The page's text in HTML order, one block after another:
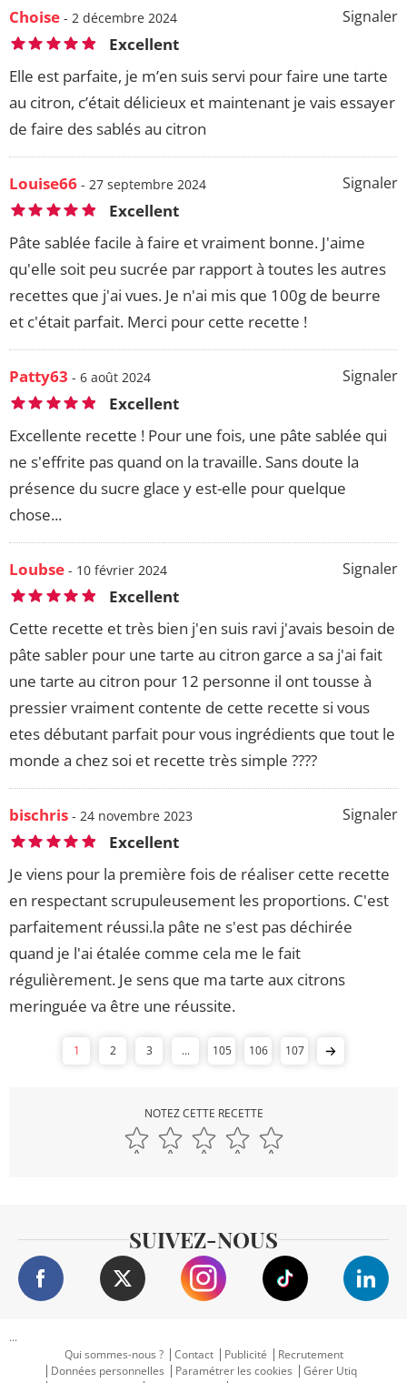
Signaler
Choise - 2 décembre 2024
Excellent
Elle est parfaite, je m’en suis servi pour faire une tarte
au citron, c’était délicieux et maintenant je vais essayer
de faire des sablés au citron
Signaler
Louise66 - 27 septembre 2024
Excellent
Pâte sablée facile à faire et vraiment bonne. J'aime
qu'elle soit peu sucrée par rapport à toutes les autres
recettes que j'ai vues. Je n'ai mis que 100g de beurre
et c'était parfait. Merci pour cette recette !
Signaler
Patty63 - 6 août 2024
Excellent
Excellente recette ! Pour une fois, une pâte sablée qui
ne s'effrite pas quand on la travaille. Sans doute la
présence du sucre glace y est-elle pour quelque
chose...
Signaler
Loubse - 10 février 2024
Excellent
Cette recette et très bien j'en suis ravi j'avais besoin de
pâte sabler pour une tarte au citron garce a sa j'ai fait
une tarte au citron pour 12 personne il ont tousse à
pressier vraiment contente de cette recette si vous
etes débutant parfait pour vous ingrédients que tout le
monde a chez soi et recette très simple ????
Signaler
bischris - 24 novembre 2023
Excellent
Je viens pour la première fois de réaliser cette recette
en respectant scrupuleusement les proportions. C'est
parfaitement réussi.la pâte ne s'est pas déchirée
quand je l'ai étalée comme cela me le fait
régulièrement. Je sens que ma tarte aux citrons
meringuée va être une réussite.
1 2 3 ... 105 106 107
NOTEZ CETTE RECETTE
SUIVEZ-NOUS
...
Qui sommes-nous ?
Contact Publicité
Recrutement
Données personnelles
Paramétrer les cookies
Gérer Utiq